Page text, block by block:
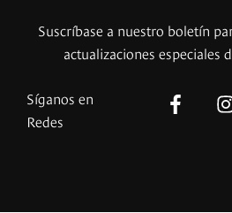
Suscríbase a nuestro boletín
actualizaciones especiales
Síganos en
Redes